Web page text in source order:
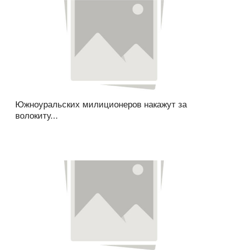
Южноуральских милиционеров накажут за
волокиту...